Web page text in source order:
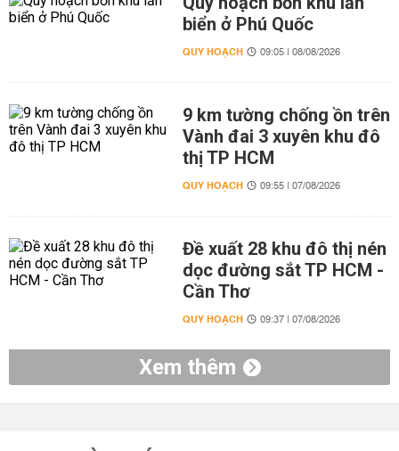
biển ở Phú Quốc
QUY HOẠCH 09:05 | 08/08/2026
9 km tường chống ồn trên
Vành đai 3 xuyên khu đô
thị TP HCM
QUY HOẠCH 09:55 | 07/08/2026
Đề xuất 28 khu đô thị nén
dọc đường sắt TP HCM -
Cần Thơ
QUY HOẠCH 09:37 | 07/08/2026
Xem thêm